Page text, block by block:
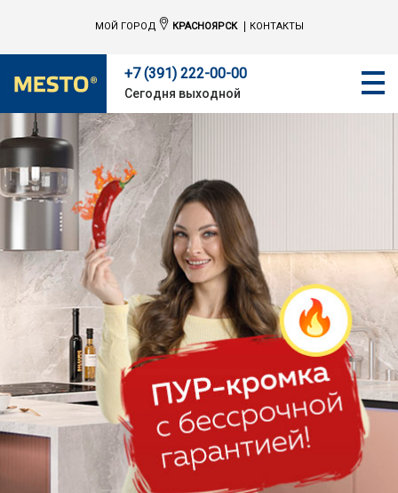
МОЙ ГОРОД КРАСНОЯРСК КОНТАКТЫ
+7 (391) 222-00-00
Сегодня выходной